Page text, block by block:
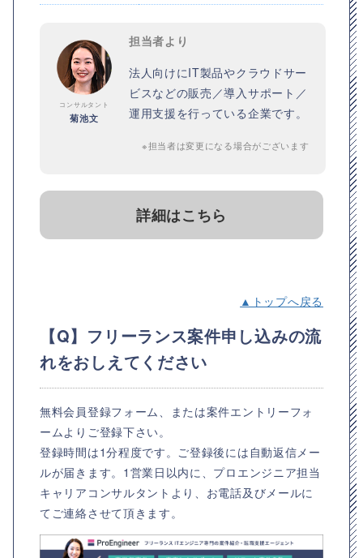
コンサルタント
菊池文
担当者より
法人向けにIT製品やクラウドサー
ビスなどの販売／導入サポート／
運用支援を行っている企業です。
※担当者は変更になる場合がございます
詳細はこちら
▲トップへ戻る
【Q】フリーランス案件申し込みの流
れをおしえてください
無料会員登録フォーム、または案件エントリーフォ
ームよりご登録下さい。
登録時間は1分程度です。ご登録後には自動返信メー
ルが届きます。1営業日以内に、プロエンジニア担当
キャリアコンサルタントより、お電話及びメールに
てご連絡させて頂きます。